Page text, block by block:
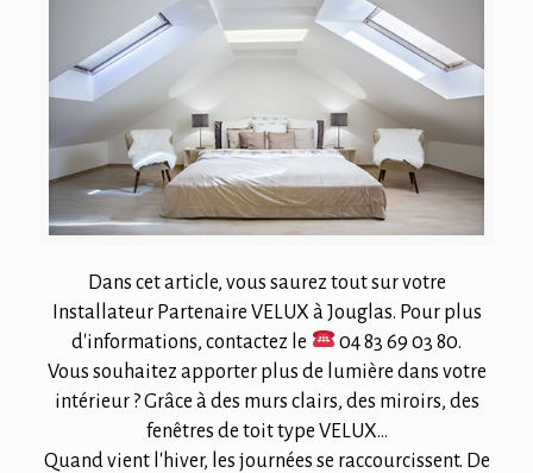
Dans cet article, vous saurez tout sur votre
Installateur Partenaire VELUX à Jouglas. Pour plus
d'informations, contactez le
04 83 69 03 80.
Vous souhaitez apporter plus de lumière dans votre
intérieur ? Grâce à des murs clairs, des miroirs, des
fenêtres de toit type VELUX...
Quand vient l'hiver, les journées se raccourcissent. De